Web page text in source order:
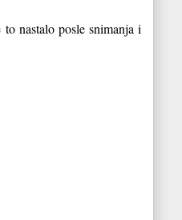
nastalo posle snimanja i